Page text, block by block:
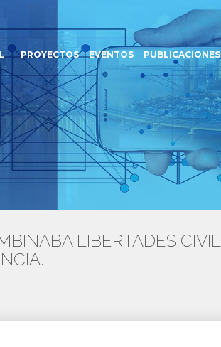
PROYECTOS EVENTOS PUBLICACIONES
LIBERTADES